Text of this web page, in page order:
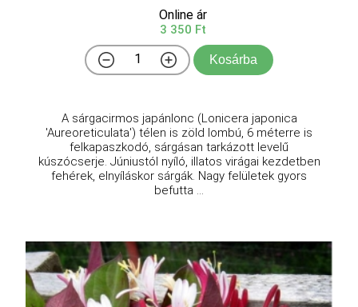
Online ár
3 350 Ft
Kosárba
A sárgacirmos japánlonc (Lonicera japonica
'Aureoreticulata') télen is zöld lombú, 6 méterre is
felkapaszkodó, sárgásan tarkázott levelű
kúszócserje. Júniustól nyíló, illatos virágai kezdetben
fehérek, elnyíláskor sárgák. Nagy felületek gyors
befutta ...